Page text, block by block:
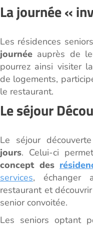
La journée «
Les résidences
journée auprès de
pourrez ainsi visiter
de logements,
le restaurant.
Le séjour
Le séjour
jours. Celui-ci
concept des
services, échanger
restaurant et
senior convoitée.
Les seniors optant